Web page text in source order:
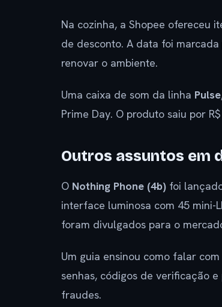
Na cozinha, a Shopee ofereceu
de desconto. A data foi
renovar o ambiente.
Uma caixa de som da linha Pulse
Prime Day. O produto saiu por
Outros assuntos em
O Nothing Phone (4b) foi
interface luminosa com 45 mini-
foram divulgados para o
Um guia ensinou como falar
senhas, códigos de verificação
fraudes.